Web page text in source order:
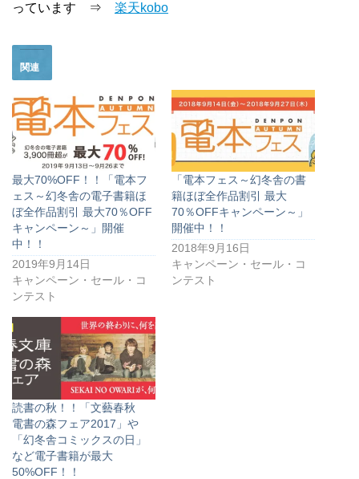
っています ⇒ 楽天kobo
関連
最大70%OFF！！「電本フ
ェス～幻冬舎の電子書籍ほ
ぼ全作品割引 最大70％OFF
キャンペーン～」開催
中！！
2019年9月14日
キャンペーン・セール・コ
ンテスト
「電本フェス～幻冬舎の書
籍ほぼ全作品割引 最大
70％OFFキャンペーン～」
開催中！！
2018年9月16日
キャンペーン・セール・コ
ンテスト
読書の秋！！「文藝春秋
電書の森フェア2017」や
「幻冬舎コミックスの日」
など電子書籍が最大
50%OFF！！